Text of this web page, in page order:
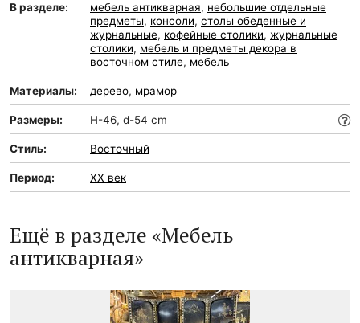
В разделе: мебель антикварная, небольшие отдельные
предметы, консоли, столы обеденные и
журнальные, кофейные столики, журнальные
столики, мебель и предметы декора в
восточном стиле, мебель
Материалы: дерево, мрамор
Размеры: H-46, d-54 cm
Стиль: Восточный
Период: XX век
Ещё в разделе «Мебель
антикварная»